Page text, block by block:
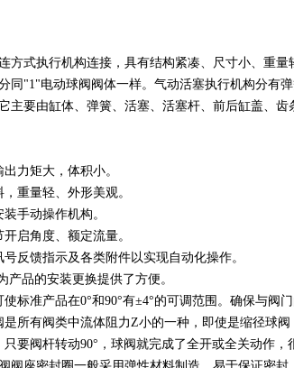
式执行机构连接，具有结构紧凑、尺寸小、重量
同"1"电动球阀阀体一样。气动活塞执行机构分有
主要由缸体、弹簧、活塞、活塞杆、前后缸盖、
力矩大，体积小。
重量轻、外形美观。
手动操作机构。
启角度、额定流量。
馈指示及各类附件以实现自动化操作。
品的安装更换提供了方便。
准产品在0°和90°有±4°的可调范围。确保与阀门
有阀类中流体阻力Z小的一种，即使是缩径球阀
阀杆转动90°，球阀就完成了全开或全关动作，